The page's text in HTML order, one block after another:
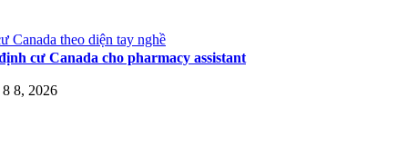
Canada theo diện tay nghề
cư Canada cho pharmacy assistant
8, 2026